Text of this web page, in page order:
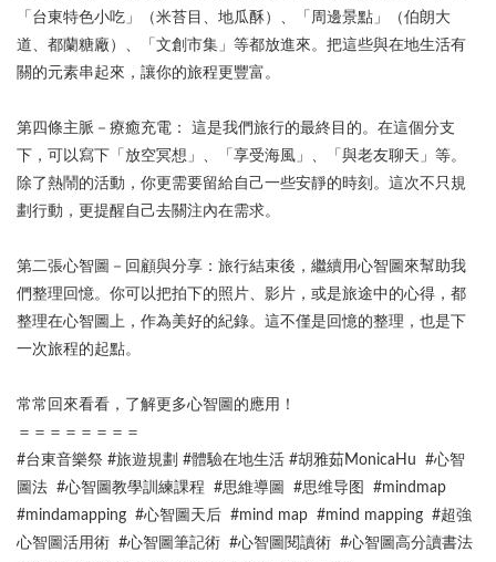
「台東特色小吃」（米苔目、地瓜酥）、「周邊景點」（伯朗大
道、都蘭糖廠）、「文創市集」等都放進來。把這些與在地生活有
關的元素串起來，讓你的旅程更豐富。
第四條主脈－療癒充電： 這是我們旅行的最終目的。在這個分支
下，可以寫下「放空冥想」、「享受海風」、「與老友聊天」等。
除了熱鬧的活動，你更需要留給自己一些安靜的時刻。這次不只規
劃行動，更提醒自己去關注內在需求。
第二張心智圖－回顧與分享：旅行結束後，繼續用心智圖來幫助我
們整理回憶。你可以把拍下的照片、影片，或是旅途中的心得，都
整理在心智圖上，作為美好的紀錄。這不僅是回憶的整理，也是下
一次旅程的起點。
常常回來看看，了解更多心智圖的應用！
＝＝＝＝＝＝＝＝
#台東音樂祭 #旅遊規劃 #體驗在地生活 #胡雅茹MonicaHu #心智
圖法 #心智圖教學訓練課程 #思維導圖 #思维导图 #mindmap
#mindamapping #心智圖天后 #mind map #mind mapping #超強
心智圖活用術 #心智圖筆記術 #心智圖閱讀術 #心智圖高分讀書法